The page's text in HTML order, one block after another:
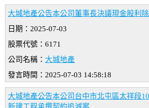
大城地產公告本公司董事長決議現金股利
日期：2025-07-03
股票代號：6171
公司名稱： 大城地產
發言時間：2025-07-03 14:58:18
大城地產公告本公司台中市北屯區太祥段